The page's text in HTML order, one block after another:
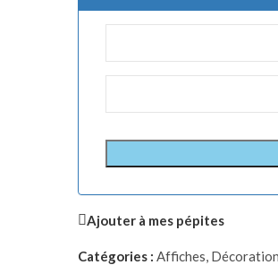
Ajouter à mes pépites
Catégories : Affiches, Décoration